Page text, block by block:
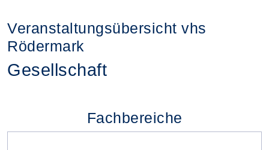
Veranstaltungsübersicht vhs
Rödermark
Gesellschaft
Fachbereiche